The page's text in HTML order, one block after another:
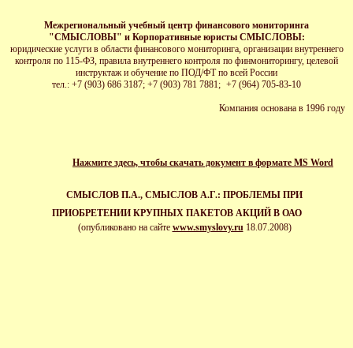
Межрегиональный учебный центр финансового мониторинга
"СМЫСЛОВЫ" и Корпоративные юристы СМЫСЛОВЫ:
юридические услуги в области финансового мониторинга, организации внутреннего
контроля по 115-ФЗ, правила внутреннего контроля по финмониторингу, целевой
инструктаж и обучение по ПОД/ФТ по всей России
тел.: +7 (903) 686 3187; +7 (903) 781 7881; +7 (964) 705-83-10
Компания основана в 1996 году
Нажмите здесь, чтобы скачать документ в формате MS Word
СМЫСЛОВ П.А., СМЫСЛОВ А.Г.: ПРОБЛЕМЫ ПРИ
ПРИОБРЕТЕНИИ КРУПНЫХ ПАКЕТОВ АКЦИЙ В ОАО
(опубликовано на сайте www.smyslovy.ru18.07.2008)